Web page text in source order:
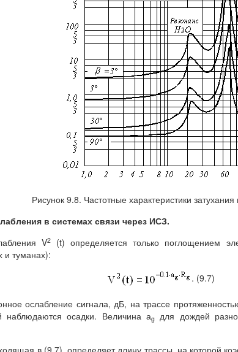
Рисунок 9.8. Частотные характеристики
в системах связи через ИСЗ.
V2
(t) определяется только поглощением
и туманах):
. (9.7)
ослабление сигнала, дБ, на трассе
наблюдаются осадки. Величина аgдля дождей